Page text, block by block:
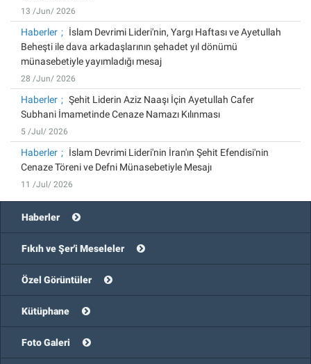
13 /Jun/ 2026
Haberler
İslam Devrimi Lideri'nin, Yargı Haftası ve Ayetullah
Beheşti ile dava arkadaşlarının şehadet yıl dönümü
münasebetiyle yayımladığı mesaj
28 /Jun/ 2026
Haberler
Şehit Liderin Aziz Naaşı İçin Ayetullah Cafer
Subhani İmametinde Cenaze Namazı Kılınması
5 /Jul/ 2026
Haberler
İslam Devrimi Lideri'nin İran'ın Şehit Efendisi'nin
Cenaze Töreni ve Defni Münasebetiyle Mesajı
11 /Jul/ 2026
Haberler
Fıkıh ve Şer'i Meseleler
Özel Görüntüler
Kütüphane
Foto Galeri